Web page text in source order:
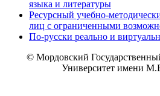
языка и литературы
Ресурсный учебно-
лиц с ограниченными
По-русски реально и
© Мордовский
Университет имени